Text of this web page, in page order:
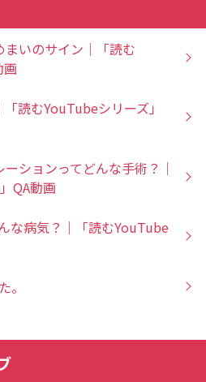
いのサイン｜「読む
読むYouTubeシリーズ」
ションってどんな手術？｜
QA動画
な病気？｜「読むYouTube
。